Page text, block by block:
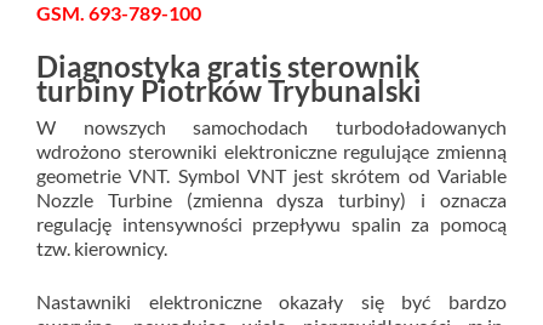
GSM. 693-789-100
Diagnostyka gratis sterownik
turbiny Piotrków Trybunalski
W nowszych samochodach turbodoładowanych
wdrożono sterowniki elektroniczne regulujące zmienną
geometrie VNT. Symbol VNT jest skrótem od Variable
Nozzle Turbine (zmienna dysza turbiny) i oznacza
regulację intensywności przepływu spalin za pomocą
tzw. kierownicy.
Nastawniki elektroniczne okazały się być bardzo